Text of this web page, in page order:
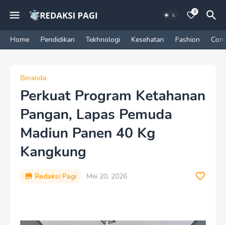
0
Home Pendidikan Tekhnologi Kesehatan Fashion
Beranda
Perkuat Program Ketahanan
Pangan, Lapas Pemuda
Madiun Panen 40 Kg
Kangkung
Redaksi Pagi Mei 20, 2026